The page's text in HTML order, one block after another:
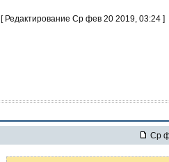
[ Редактирование Ср фев 20 2019, 03:24 ]
Ср